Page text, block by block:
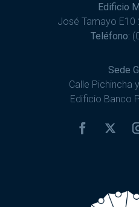
Edificio
José Tamayo E10
Teléfono:
Sede
Calle Pichincha
Edificio Banco